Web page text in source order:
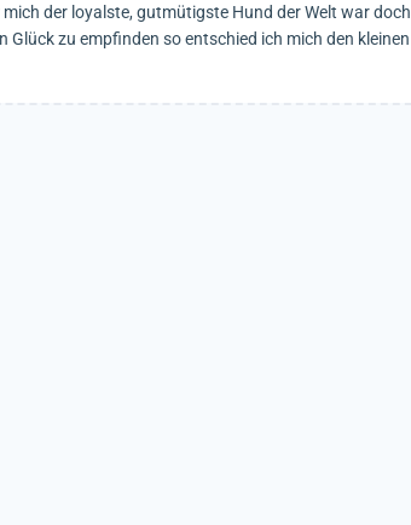
der loyalste, gutmütigste Hund der Welt war doch
zu empfinden so entschied ich mich den kleinen